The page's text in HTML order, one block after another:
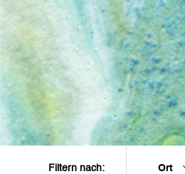
Filtern nach: Ort